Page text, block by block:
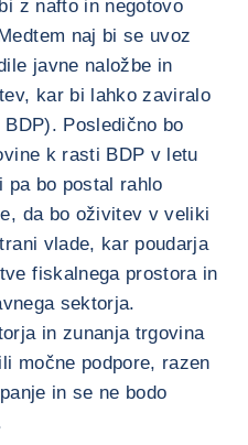
z nafto in negotovo
naj bi se uvoz
javne naložbe in
kar bi lahko zaviralo
Posledično bo
k rasti BDP v letu
pa bo postal rahlo
da bo oživitev v veliki
vlade, kar poudarja
fiskalnega prostora in
sektorja.
in zunanja trgovina
močne podpore, razen
in se ne bodo